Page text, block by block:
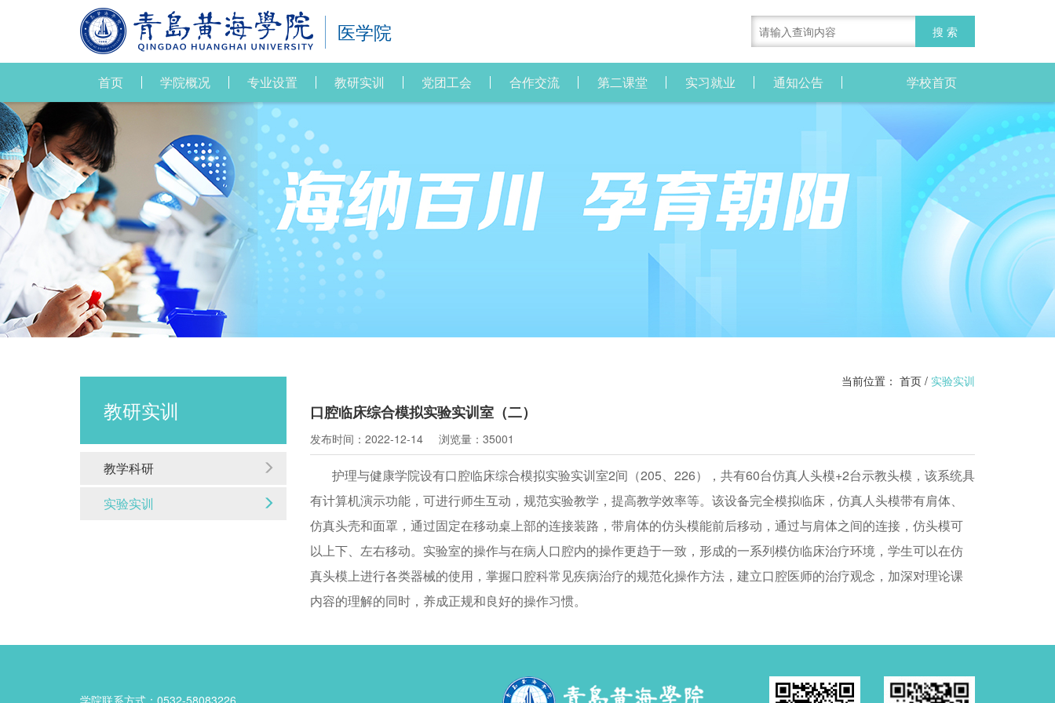
医学院
首页 学院概况 专业设置 教研实训 党团工会 合作交流 第二课堂 实习就业 通知公告 学校首页
教研实训
教学科研
实验实训
当前位置： 首页 / 实验实训
口腔临床综合模拟实验实训室（二）
发布时间：2022-12-14 浏览量：35001
护理与健康学院设有口腔临床综合模拟实验实训室2间（205、226），共有60台仿真人头模+2台示教头模，该系统具
有计算机演示功能，可进行师生互动，规范实验教学，提高教学效率等。该设备完全模拟临床，仿真人头模带有肩体、
仿真头壳和面罩，通过固定在移动桌上部的连接装路，带肩体的仿头模能前后移动，通过与肩体之间的连接，仿头模可
以上下、左右移动。实验室的操作与在病人口腔内的操作更趋于一致，形成的一系列模仿临床治疗环境，学生可以在仿
真头模上进行各类器械的使用，掌握口腔科常见疾病治疗的规范化操作方法，建立口腔医师的治疗观念，加深对理论课
内容的理解的同时，养成正规和良好的操作习惯。
学院联系方式：0532-58083226